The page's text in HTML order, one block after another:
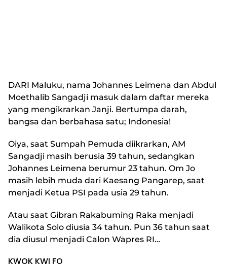
DARI Maluku, nama Johannes Leimena dan Abdul
Moethalib Sangadji masuk dalam daftar mereka
yang mengikrarkan Janji. Bertumpa darah,
bangsa dan berbahasa satu; Indonesia!
Oiya, saat Sumpah Pemuda diikrarkan, AM
Sangadji masih berusia 39 tahun, sedangkan
Johannes Leimena berumur 23 tahun. Om Jo
masih lebih muda dari Kaesang Pangarep, saat
menjadi Ketua PSI pada usia 29 tahun.
Atau saat Gibran Rakabuming Raka menjadi
Walikota Solo diusia 34 tahun. Pun 36 tahun saat
dia diusul menjadi Calon Wapres RI…
KWOK KWI FO